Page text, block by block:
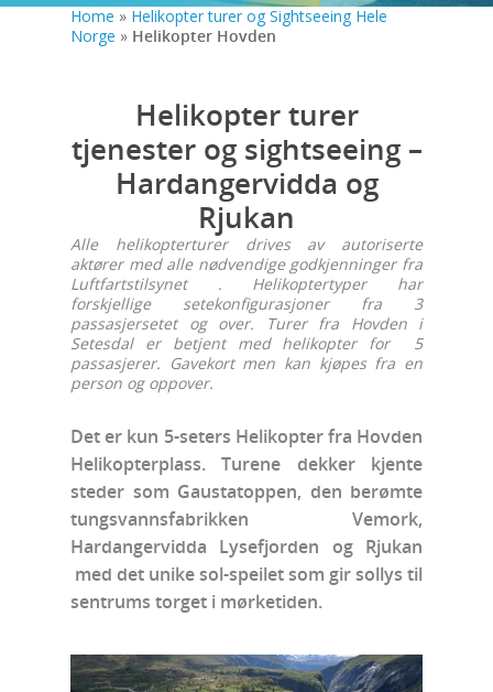
Home » Helikopter turer og Sightseeing Hele
Norge » Helikopter Hovden
Helikopter turer
tjenester og sightseeing –
Hardangervidda og
Rjukan
Alle helikopterturer drives av autoriserte
aktører med alle nødvendige godkjenninger fra
Luftfartstilsynet . Helikoptertyper har
forskjellige setekonfigurasjoner fra 3
passasjersetet og over. Turer fra Hovden i
Setesdal er betjent med helikopter for 5
passasjerer. Gavekort men kan kjøpes fra en
person og oppover.
Det er kun 5-seters Helikopter fra Hovden
Helikopterplass. Turene dekker kjente
steder som Gaustatoppen, den berømte
tungsvannsfabrikken Vemork,
Hardangervidda Lysefjorden og Rjukan
med det unike sol-speilet som gir sollys til
sentrums torget i mørketiden.